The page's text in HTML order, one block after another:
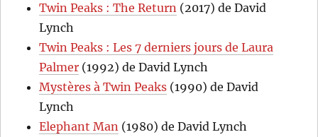
Twin Peaks : The Return (2017) de David
Lynch
Twin Peaks : Les 7 derniers jours de Laura
Palmer (1992) de David Lynch
Mystères à Twin Peaks (1990) de David
Lynch
Elephant Man (1980) de David Lynch